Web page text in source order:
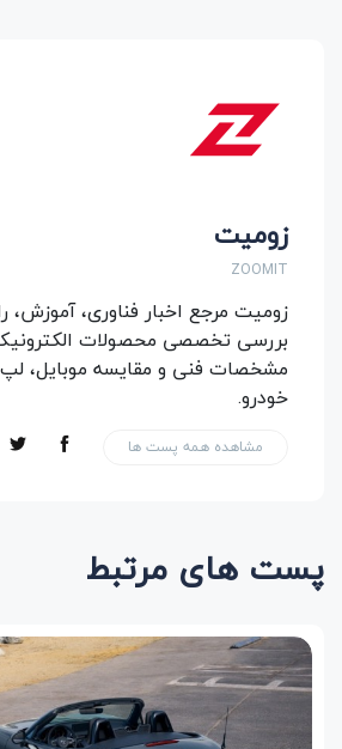
زومیت
ZOOMIT
زومیت مرجع اخبار فناوری، آموزش،
بررسی‌ تخصصی محصولات
مشخصات فنی و مقایسه موبایل، لپ
خودرو.
مشاهده همه پست ها
پست های مرتبط